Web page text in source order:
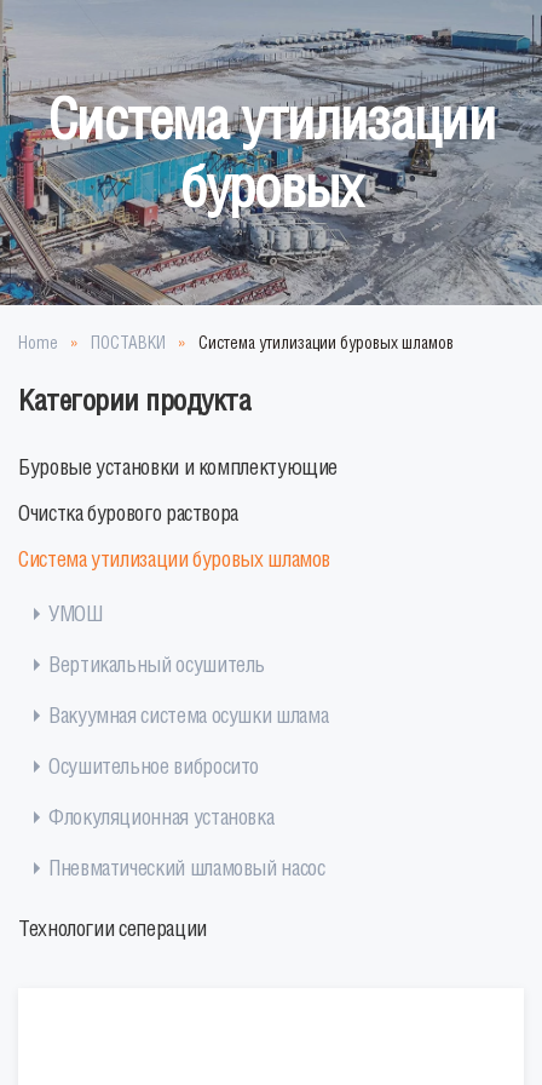
Перейти к содержимому
Система утилизации
буровых
Home ПОСТАВКИ Система утилизации буровых шламов
Категории продукта
Буровые установки и комплектующие
Очистка бурового раствора
Система утилизации буровых шламов
УМОШ
Вертикальный осушитель
Вакуумная система осушки шлама
Осушительное вибросито
Флокуляционная установка
Пневматический шламовый насос
Технологии сеперации